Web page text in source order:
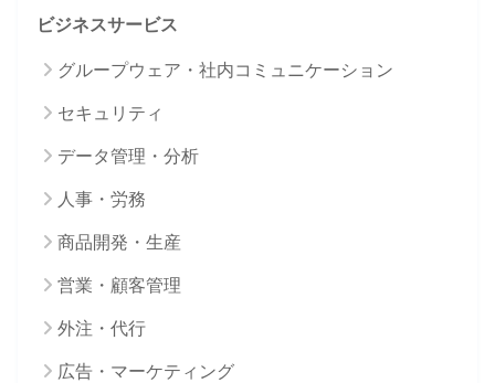
ビジネスサービス
グループウェア・社内コミュニケーション
セキュリティ
データ管理・分析
人事・労務
商品開発・生産
営業・顧客管理
外注・代行
広告・マーケティング